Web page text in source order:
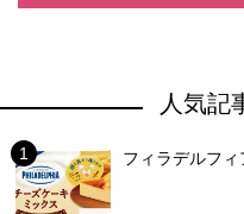
人気記
フィラデルフ